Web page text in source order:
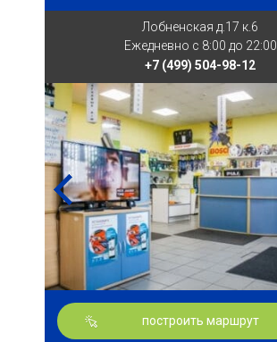
Лобненская д.17 к.6
Ежедневно с 8:00 до 22:00
+7 (499) 504-98-12
построить маршрут